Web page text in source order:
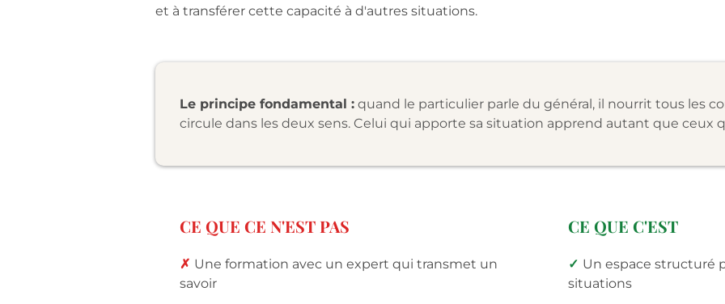
et à transférer cette capacité à d'autres situations.
Le principe fondamental : quand le particulier parle du général, il nourrit tous les
circule dans les deux sens. Celui qui apporte sa situation apprend autant que ceux
CE QUE CE N'EST PAS
✗ Une formation avec un expert qui transmet un
savoir
CE QUE C'EST
✓ Un espace structuré
situations